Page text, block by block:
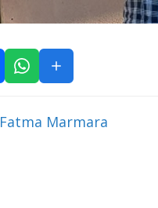
Fatma Marmara